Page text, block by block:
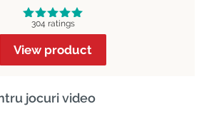
304 ratings
View product
jocuri video